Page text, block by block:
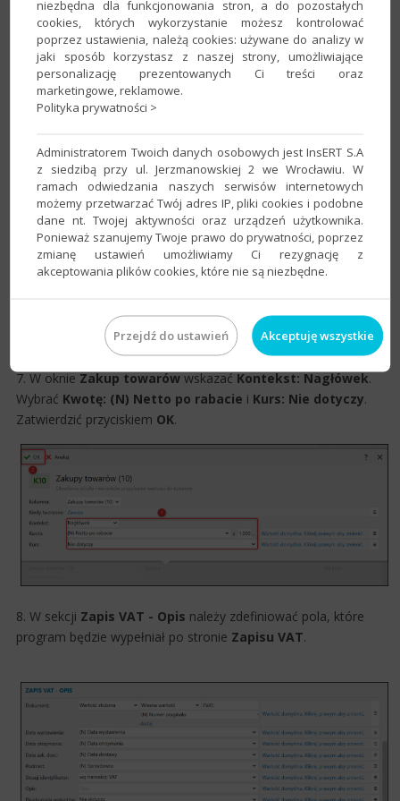
celu dodania pozycji należy kliknąćWybierz kolumnę, a
następnie wybrać z listy rozwijanejZakup towarów (10)
7. W oknieZakup towarówwskazaćKontekst: Nagłówek.
Wybrać Kwotę: (N) Netto po rabacie i Kurs: Nie dotyczy.
Zatwierdzić przyciskiem OK.​​​
8. W sekcji ​Zapis VAT - Opis należ​y zdefiniować pola, które
program będzie wypełniał po stronie Zapisu VAT.​
niezbędna dla funkcjonowania stron, a do pozostałych
cookies, których wykorzystanie możesz kontrolować
poprzez ustawienia, należą cookies: używane do analizy w
jaki sposób korzystasz z naszej strony, umożliwiające
personalizację prezentowanych Ci treści oraz
marketingowe, reklamowe.
Polityka prywatności >
Administratorem Twoich danych osobowych jest InsERT S.A
z siedzibą przy ul. Jerzmanowskiej 2 we Wrocławiu. W
ramach odwiedzania naszych serwisów internetowych
możemy przetwarzać Twój adres IP, pliki cookies i podobne
dane nt. Twojej aktywności oraz urządzeń użytkownika.
Ponieważ szanujemy Twoje prawo do prywatności, poprzez
zmianę ustawień umożliwiamy Ci rezygnację z
akceptowania plików cookies, które nie są niezbędne.
Przejdź do ustawień Akceptuję wszystkie